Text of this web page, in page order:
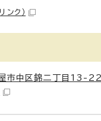
ンク）
屋市中区錦二丁目13-